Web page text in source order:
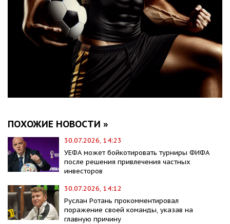
ПОХОЖИЕ НОВОСТИ »
30.07.2026, 14:23
УЕФА может бойкотировать турниры ФИФА
после решения привлечения частных
инвесторов
30.07.2026, 14:12
Руслан Ротань прокомментировал
поражение своей команды, указав на
главную причину